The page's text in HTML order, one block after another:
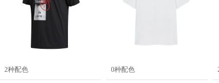
2种配色 0种配色